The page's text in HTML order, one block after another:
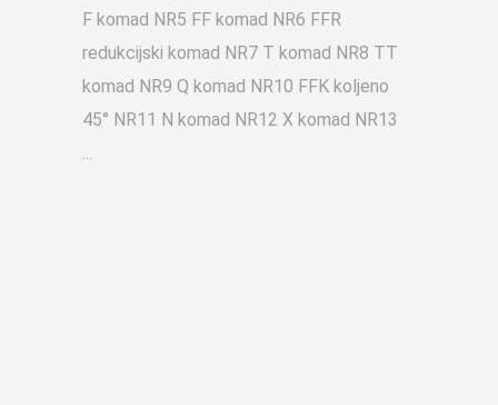
F komad NR5 FF komad NR6 FFR
redukcijski komad NR7 T komad NR8 TT
komad NR9 Q komad NR10 FFK koljeno
45° NR11 N komad NR12 X komad NR13